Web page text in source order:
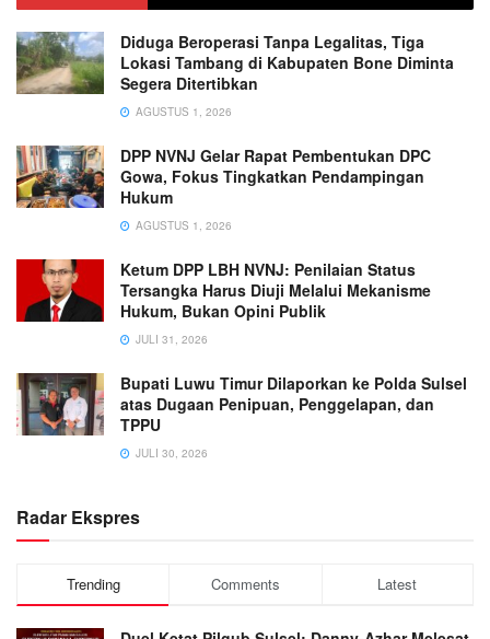
Diduga Beroperasi Tanpa Legalitas, Tiga
Lokasi Tambang di Kabupaten Bone Diminta
Segera Ditertibkan
AGUSTUS 1, 2026
DPP NVNJ Gelar Rapat Pembentukan DPC
Gowa, Fokus Tingkatkan Pendampingan
Hukum
AGUSTUS 1, 2026
Ketum DPP LBH NVNJ: Penilaian Status
Tersangka Harus Diuji Melalui Mekanisme
Hukum, Bukan Opini Publik
JULI 31, 2026
Bupati Luwu Timur Dilaporkan ke Polda Sulsel
atas Dugaan Penipuan, Penggelapan, dan
TPPU
JULI 30, 2026
Radar Ekspres
Trending Comments Latest